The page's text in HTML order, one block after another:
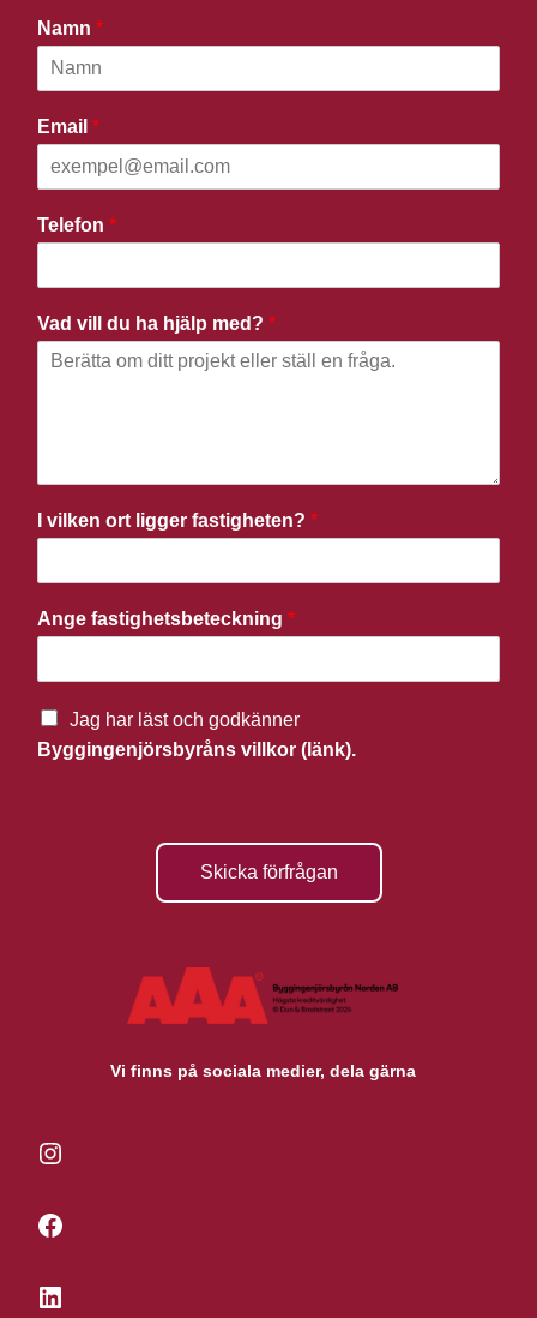
Namn *
Email *
Telefon *
Vad vill du ha hjälp med? *
I vilken ort ligger fastigheten? *
Ange fastighetsbeteckning *
Jag har läst och godkänner
Byggingenjörsbyråns villkor (länk).
Skicka förfrågan
Vi finns på sociala medier, dela gärna
Instagram
Facebook
LinkedIn